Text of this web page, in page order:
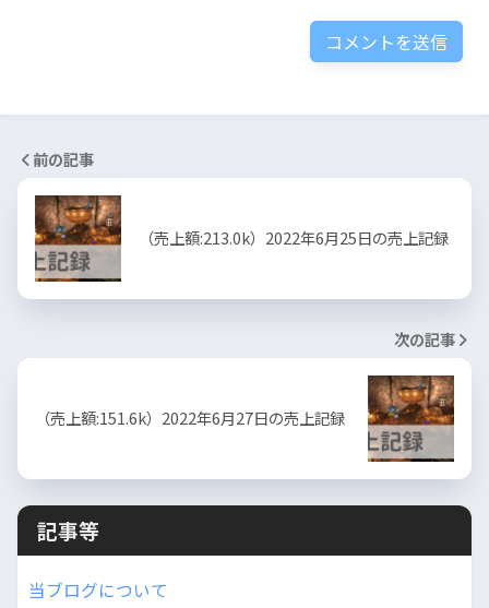
前の記事
（売上額:213.0k）2022年6月25日の売上記録
次の記事
（売上額:151.6k）2022年6月27日の売上記録
記事等
当ブログについて